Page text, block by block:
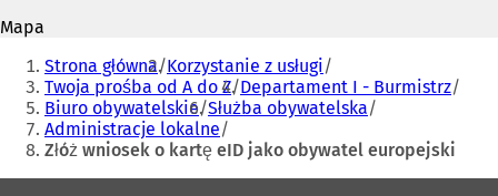
a
s
i
ę
w
n
o
a
s
ę
w
n
Mapa
Jesteś
tutaj:
Strona główna Korzystanie z usługi
Twoja prośba od A do Z Departament I - Burmistrz
Biuro obywatelskie Służba obywatelska
Administracje lokalne
Złóż wniosek o kartę eID jako obywatel europejski